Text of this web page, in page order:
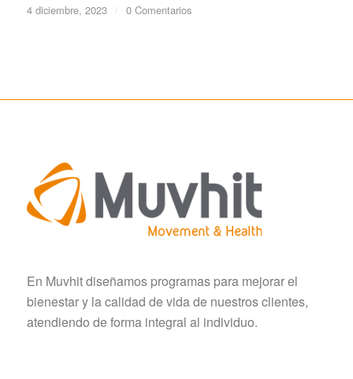
4 diciembre, 2023 / 0 Comentarios
En Muvhit diseñamos programas para mejorar el
bienestar y la calidad de vida de nuestros clientes,
atendiendo de forma integral al individuo.